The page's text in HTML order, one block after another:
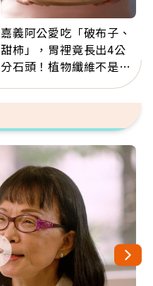
嘉義阿公愛吃「破布子、
甜柿」，胃裡竟長出4公
分石頭！植物纖維不是吃
越多越好，這些水果都上
榜